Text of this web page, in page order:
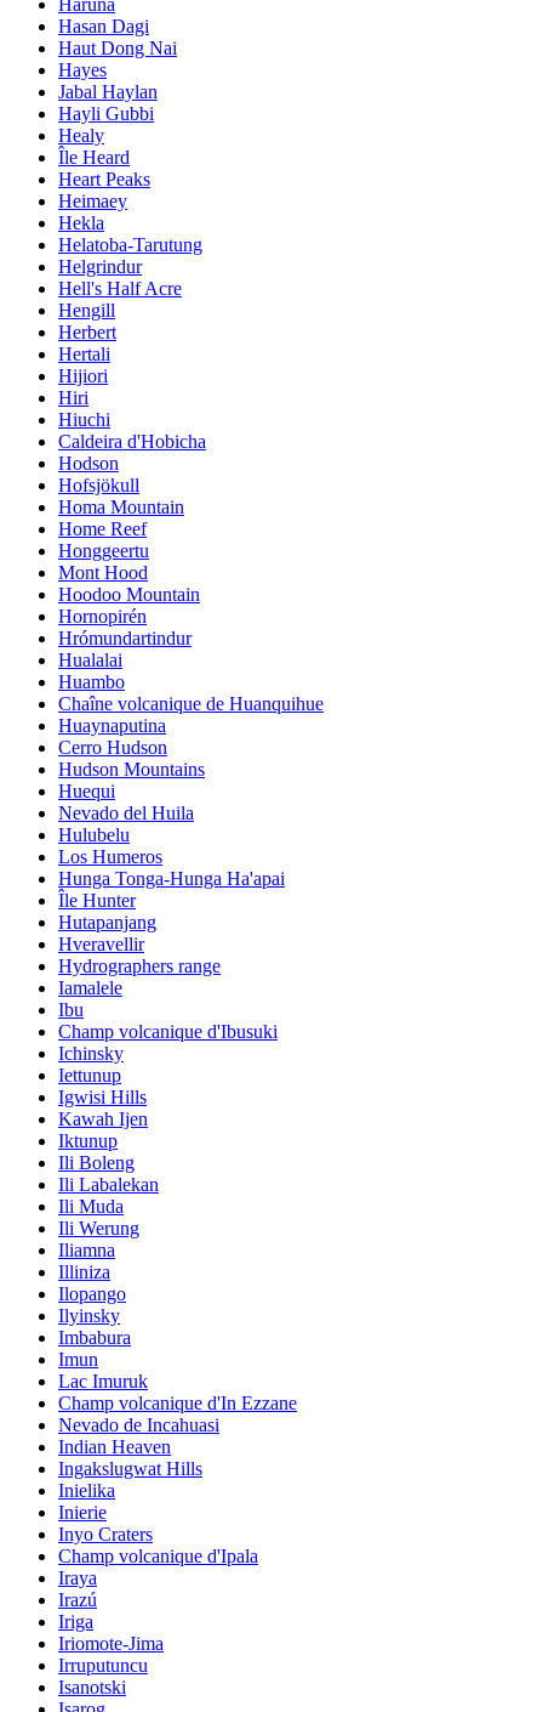
Hasan Dagi
Haut Dong Nai
Hayes
Jabal Haylan
Hayli Gubbi
Healy
Île Heard
Heart Peaks
Heimaey
Hekla
Helatoba-Tarutung
Helgrindur
Hell's Half Acre
Hengill
Herbert
Hertali
Hijiori
Hiri
Hiuchi
Caldeira d'Hobicha
Hodson
Hofsjökull
Homa Mountain
Home Reef
Honggeertu
Mont Hood
Hoodoo Mountain
Hornopirén
Hrómundartindur
Hualalai
Huambo
Chaîne volcanique de Huanquihue
Huaynaputina
Cerro Hudson
Hudson Mountains
Huequi
Nevado del Huila
Hulubelu
Los Humeros
Hunga Tonga-Hunga Ha'apai
Île Hunter
Hutapanjang
Hveravellir
Hydrographers range
Iamalele
Ibu
Champ volcanique d'Ibusuki
Ichinsky
Iettunup
Igwisi Hills
Kawah Ijen
Iktunup
Ili Boleng
Ili Labalekan
Ili Muda
Ili Werung
Iliamna
Illiniza
Ilopango
Ilyinsky
Imbabura
Imun
Lac Imuruk
Champ volcanique d'In Ezzane
Nevado de Incahuasi
Indian Heaven
Ingakslugwat Hills
Inielika
Inierie
Inyo Craters
Champ volcanique d'Ipala
Iraya
Irazú
Iriga
Iriomote-Jima
Irruputuncu
Isanotski